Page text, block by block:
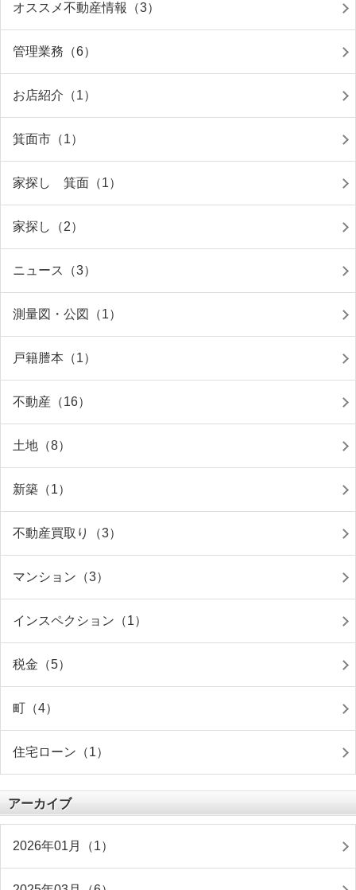
オススメ不動産情報（3）
管理業務（6）
お店紹介（1）
箕面市（1）
家探し 箕面（1）
家探し（2）
ニュース（3）
測量図・公図（1）
戸籍謄本（1）
不動産（16）
土地（8）
新築（1）
不動産買取り（3）
マンション（3）
インスペクション（1）
税金（5）
町（4）
住宅ローン（1）
アーカイブ
2026年01月（1）